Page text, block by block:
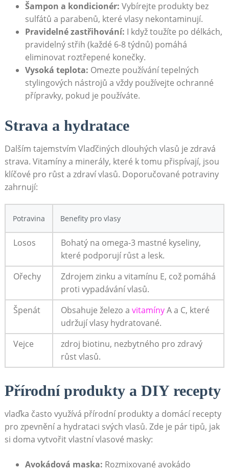
Šampon a kondicionér: Vybírejte produkty bez
sulfátů a parabenů, které vlasy nekontaminují.
Pravidelné zastřihování: I když toužíte po délkách,
pravidelný střih (každé 6-8 týdnů) pomáhá
eliminovat roztřepené konečky.
Vysoká teplota: Omezte používání tepelných
stylingových nástrojů a vždy používejte ochranné
přípravky, pokud je používáte.
Strava a hydratace
Dalším tajemstvím Vlaďčiných dlouhých vlasů je zdravá
strava. Vitamíny a minerály, které k tomu přispívají, jsou
klíčové pro růst a zdraví vlasů. Doporučované potraviny
zahrnují:
Potravina Benefity pro vlasy
Losos
Bohatý na omega-3 mastné kyseliny,
které podporují růst a lesk.
Ořechy
Zdrojem zinku a vitamínu E, což pomáhá
proti vypadávání vlasů.
Špenát
Obsahuje železo a vitamínyA a C, které
udržují vlasy hydratované.
Vejce
zdroj biotinu, nezbytného pro zdravý
růst vlasů.
Přírodní produkty a DIY recepty
vlaďka často využívá přírodní produkty a domácí recepty
pro zpevnění a hydrataci svých vlasů. Zde je pár tipů, jak
si doma vytvořit vlastní vlasové masky:
Avokádová maska: Rozmixované avokádo